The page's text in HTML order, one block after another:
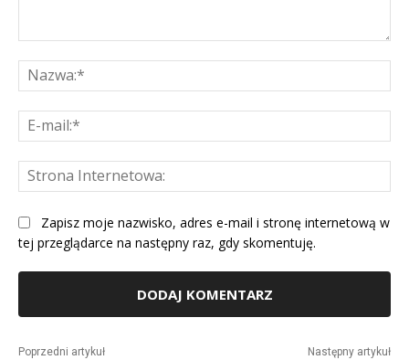
Zapisz moje nazwisko, adres e-mail i stronę internetową w
tej przeglądarce na następny raz, gdy skomentuję.
Poprzedni artykuł Następny artykuł